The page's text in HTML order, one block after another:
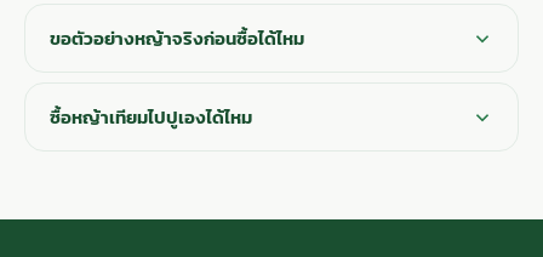
ขอตัวอย่างหญ้าจริงก่อนซื้อได้ไหม
ซื้อหญ้าเทียมไปปูเองได้ไหม